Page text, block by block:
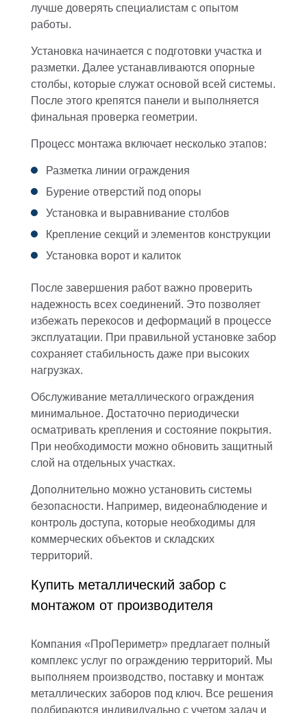
лучше доверять специалистам с опытом
работы.
Установка начинается с подготовки участка и
разметки. Далее устанавливаются опорные
столбы, которые служат основой всей системы.
После этого крепятся панели и выполняется
финальная проверка геометрии.
Процесс монтажа включает несколько этапов:
Разметка линии ограждения
Бурение отверстий под опоры
Установка и выравнивание столбов
Крепление секций и элементов конструкции
Установка ворот и калиток
После завершения работ важно проверить
надежность всех соединений. Это позволяет
избежать перекосов и деформаций в процессе
эксплуатации. При правильной установке забор
сохраняет стабильность даже при высоких
нагрузках.
Обслуживание металлического ограждения
минимальное. Достаточно периодически
осматривать крепления и состояние покрытия.
При необходимости можно обновить защитный
слой на отдельных участках.
Дополнительно можно установить системы
безопасности. Например, видеонаблюдение и
контроль доступа, которые необходимы для
коммерческих объектов и складских
территорий.
Купить металлический забор с
монтажом от производителя
Компания «ПроПериметр» предлагает полный
комплекс услуг по ограждению территорий. Мы
выполняем производство, поставку и монтаж
металлических заборов под ключ. Все решения
подбираются индивидуально с учетом задач и